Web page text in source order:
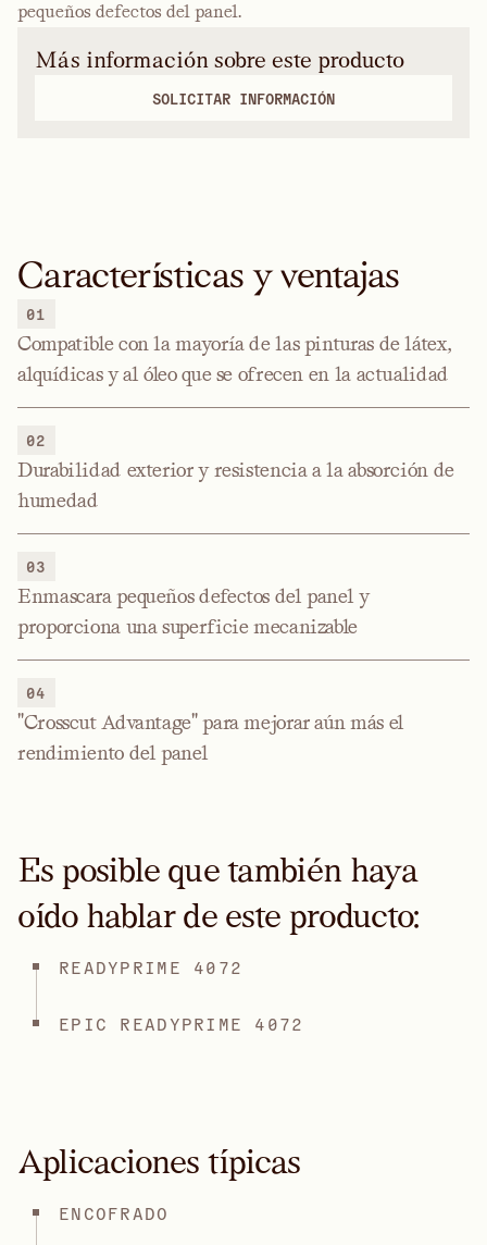
pequeños defectos del panel.
Más información sobre este producto
SOLICITAR INFORMACIÓN
Características y ventajas
01
Compatible con la mayoría de las pinturas de látex,
alquídicas y al óleo que se ofrecen en la actualidad
02
Durabilidad exterior y resistencia a la absorción de
humedad
03
Enmascara pequeños defectos del panel y
proporciona una superficie mecanizable
04
"Crosscut Advantage" para mejorar aún más el
rendimiento del panel
Es posible que también haya
oído hablar de este producto:
READYPRIME 4072
EPIC READYPRIME 4072
Aplicaciones típicas
ENCOFRADO